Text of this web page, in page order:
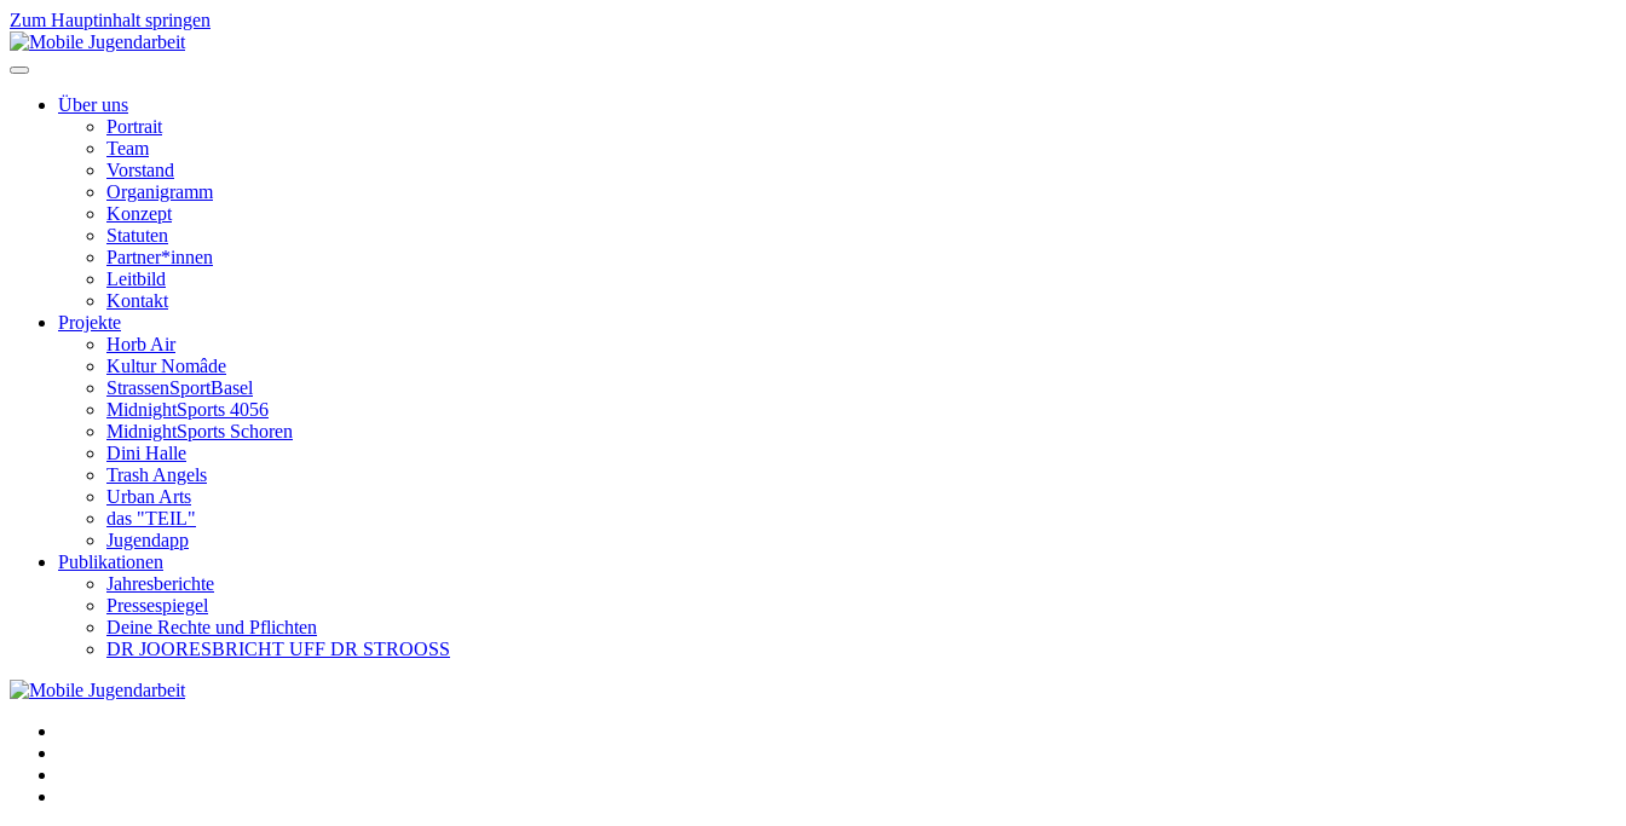
Zum Hauptinhalt springen
Über uns
Portrait
Team
Vorstand
Organigramm
Konzept
Statuten
Partner*innen
Leitbild
Kontakt
Projekte
Horb Air
Kultur Nomâde
StrassenSportBasel
MidnightSports 4056
MidnightSports Schoren
Dini Halle
Trash Angels
Urban Arts
das "TEIL"
Jugendapp
Publikationen
Jahresberichte
Pressespiegel
Deine Rechte und Pflichten
DR JOORESBRICHT UFF DR STROOSS